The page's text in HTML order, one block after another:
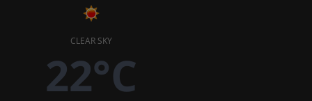
CLEAR SKY
22°C